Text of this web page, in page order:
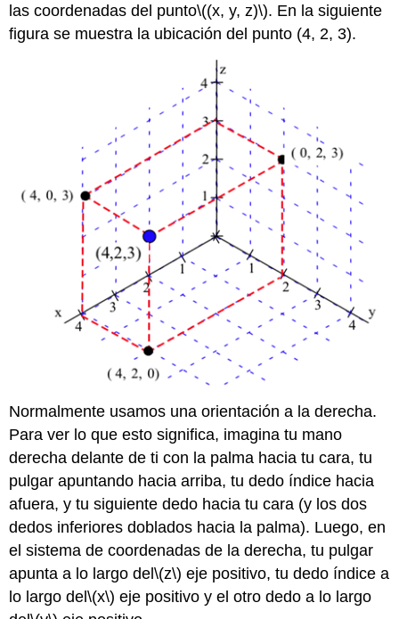
las coordenadas del punto\((x, y, z)\). En la siguiente
figura se muestra la ubicación del punto (4, 2, 3).
Normalmente usamos una orientación a la derecha.
Para ver lo que esto significa, imagina tu mano
derecha delante de ti con la palma hacia tu cara, tu
pulgar apuntando hacia arriba, tu dedo índice hacia
afuera, y tu siguiente dedo hacia tu cara (y los dos
dedos inferiores doblados hacia la palma). Luego, en
el sistema de coordenadas de la derecha, tu pulgar
apunta a lo largo del\(z\) eje positivo, tu dedo índice a
lo largo del\(x\) eje positivo y el otro dedo a lo largo